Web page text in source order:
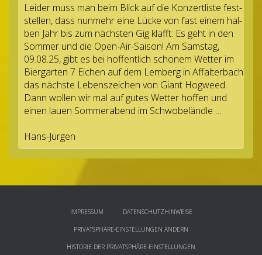
Lei­der muss man beim Blick auf die Kon­zert­liste fest­
stel­len, dass nun­mehr eine Lücke von fast einem hal­
ben Jahr bis zum nächs­ten Gig klafft: Es geht in den
Som­mer und die Open-Air-Sai­son! Am Sams­tag,
09.08.25, gibt es bei hof­fent­lich schö­nem Wet­ter im
Bier­gar­ten 7 Eichen auf dem Lem­berg in Affal­ter­bach
das nächste Lebens­zei­chen von Giant Hog­weed.
Dann wol­len wir mal auf gutes Wet­ter hof­fen und
einen lauen Som­mer­abend im Schwobeländle …
Hans-Jürgen
IMPRESSUM DATENSCHUTZHINWEISE
PRIVATSPHÄRE-EINSTELLUNGEN ÄNDERN
HISTORIE DER PRIVATSPHÄRE-EINSTELLUNGEN